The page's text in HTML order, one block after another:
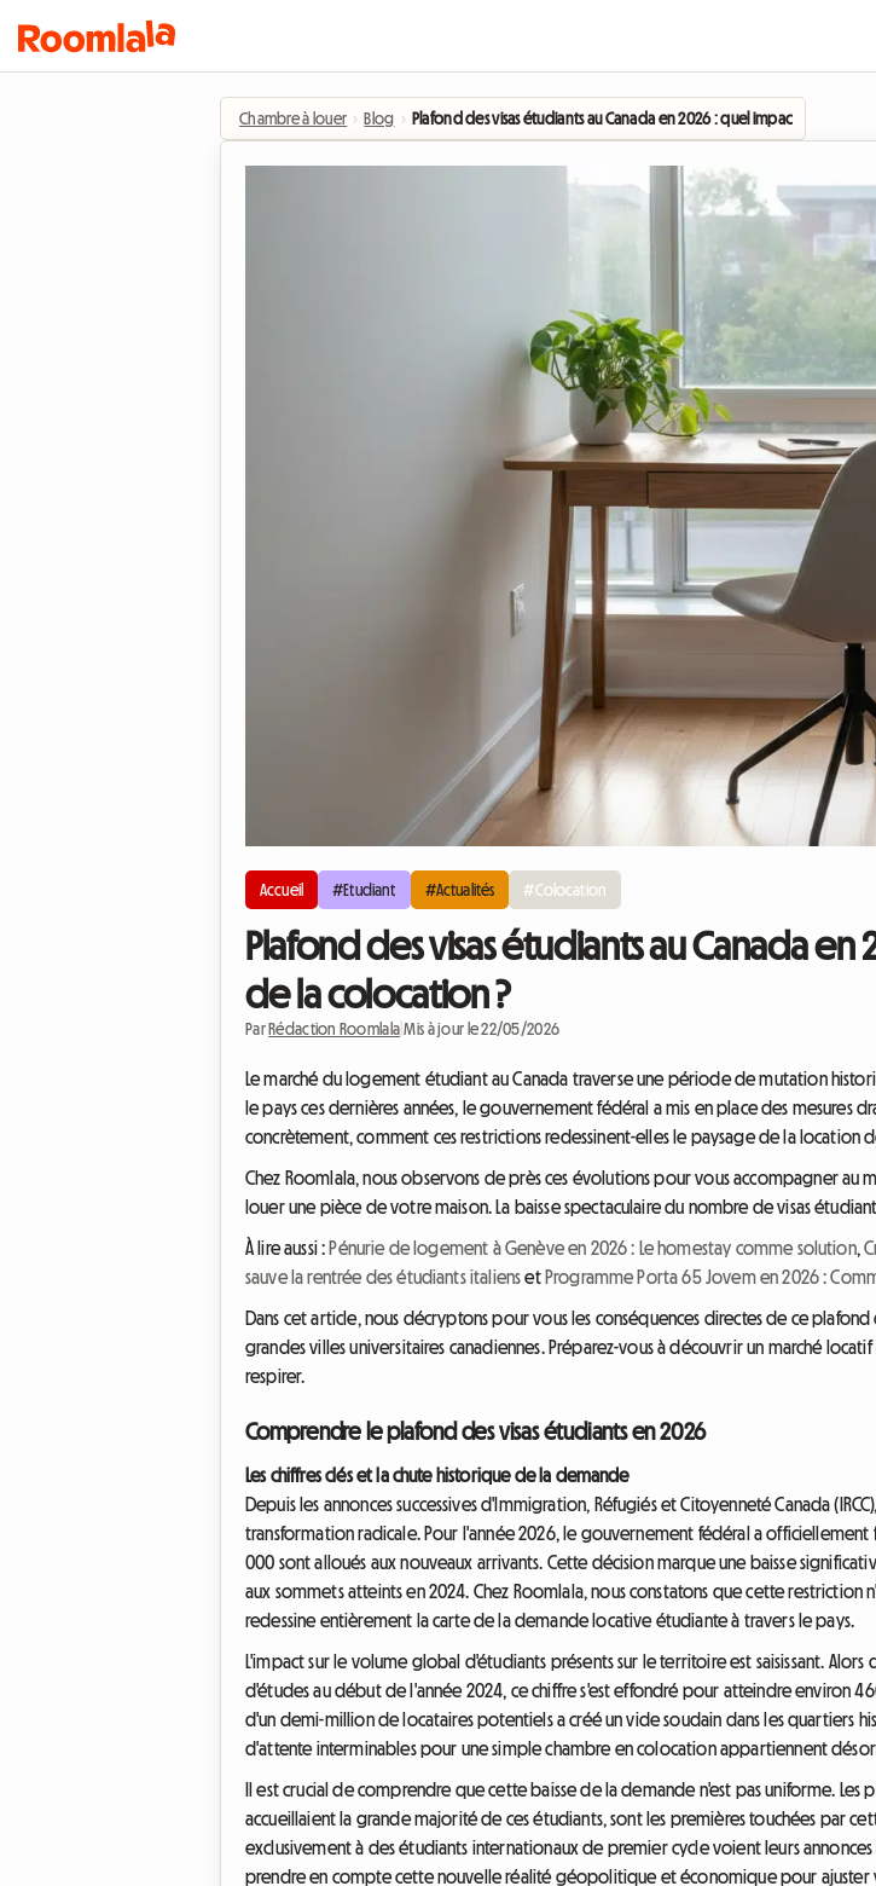
Chambre à louer › Blog › Plafond des visas étudiants au Canada en 2026 : quel impact sur le
Accueil #Etudiant #Actualités #Colocation
Plafond des visas étudiants au Canada
de la colocation ?
Par Rédaction Roomlala |Mis à jour le 22/05/2026
Le marché du logement étudiant au Canada traverse une période de mutation
le pays ces dernières années, le gouvernement fédéral a mis en place des mesures
concrètement, comment ces restrictions redessinent-elles le paysage de la location
Chez Roomlala, nous observons de près ces évolutions pour vous accompagner au
louer une pièce de votre maison. La baisse spectaculaire du nombre de visas
À lire aussi : Pénurie de logement à Genève en 2026 : Le homestay comme solution,
sauve la rentrée des étudiants italienset Programme Porta 65 Jovem en 2026 :
Dans cet article, nous décryptons pour vous les conséquences directes de ce
grandes villes universitaires canadiennes. Préparez-vous à découvrir un marché
respirer.
Comprendre le plafond des visas étudiants en 2026
Les chiffres clés et la chute historique de la demande
Depuis les annonces successives d'Immigration, Réfugiés et Citoyenneté Canada
transformation radicale. Pour l'année 2026, le gouvernement fédéral a
000 sont alloués aux nouveaux arrivants. Cette décision marque une baisse
aux sommets atteints en 2024. Chez Roomlala, nous constatons que cette
redessine entièrement la carte de la demande locative étudiante à travers le pays.
L'impact sur le volume global d'étudiants présents sur le territoire est saisissant.
d'études au début de l'année 2024, ce chiffre s'est effondré pour atteindre environ
d'un demi-million de locataires potentiels a créé un vide soudain dans les quartiers
d'attente interminables pour une simple chambre en colocation appartiennent
Il est crucial de comprendre que cette baisse de la demande n'est pas uniforme.
accueillaient la grande majorité de ces étudiants, sont les premières touchées par
exclusivement à des étudiants internationaux de premier cycle voient leurs
prendre en compte cette nouvelle réalité géopolitique et économique pour ajuster